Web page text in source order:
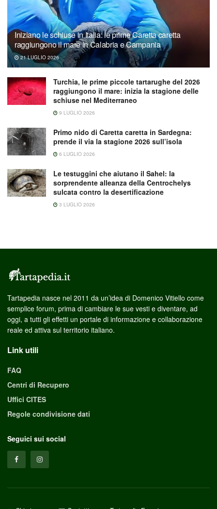
Iniziano le schiuse in Italia: le prime Caretta caretta
raggiungono il mare in Calabria e Campania
21 LUGLIO 2026
Turchia, le prime piccole tartarughe del 2026
raggiungono il mare: inizia la stagione delle
schiuse nel Mediterraneo
9 LUGLIO 2026
Primo nido di Caretta caretta in Sardegna:
prende il via la stagione 2026 sull’isola
6 LUGLIO 2026
Le testuggini che aiutano il Sahel: la
sorprendente alleanza della Centrochelys
sulcata contro la desertificazione
3 LUGLIO 2026
Tartapedia nasce nel 2011 da un’idea di Domenico Vitiello come
semplice forum, prima di cambiare le sue vesti e diventare, ad
oggi, a tutti gli effetti un portale di informazione e collaborazione
reale ed attiva sul territorio italiano.
Link utili
FAQ
Centri di Recupero
Uffici CITES
Regole condivisione dati
Seguici sui social